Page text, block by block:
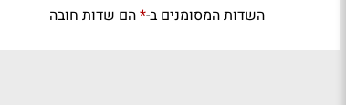
השדות המסומנים ב-*הם שדות חובה